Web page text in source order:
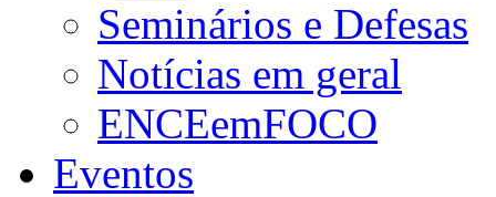
Seminários e Defesas
Notícias em geral
ENCEemFOCO
Eventos